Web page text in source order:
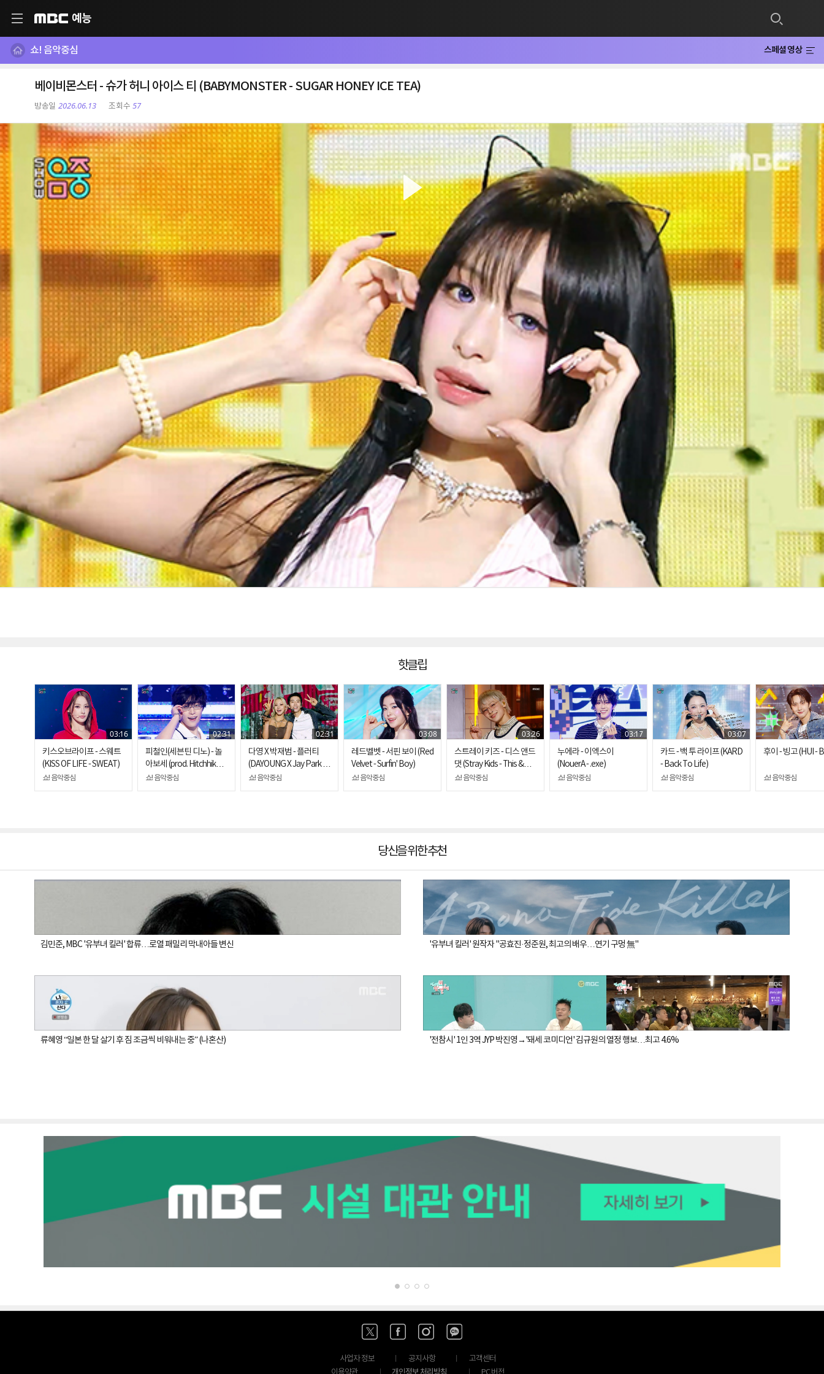
예능
쇼! 음악중심 스페셜 영상
베이비몬스터 - 슈가 허니 아이스 티 (BABYMONSTER - SUGAR HONEY ICE TEA)
2026.06.13 57
핫클립
03:16
키스오브라이프 - 스웨트
(KISS OF LIFE - SWEAT)
쇼! 음악중심
02:31
피철인(세븐틴 디노) - 놀
아보세 (prod. Hitchhiker)
(Picheolin - Party Rock
Rock)
쇼! 음악중심
02:31
다영 X 박재범 - 플러티
(DAYOUNG X Jay Park -
FLIRTY)
쇼! 음악중심
03:08
레드벨벳 - 서핀 보이 (Red
Velvet - Surfin' Boy)
쇼! 음악중심
03:26
스트레이 키즈 - 디스 앤드
댓 (Stray Kids - This &
That)
쇼! 음악중심
03:17
누에라 - 이엑스이
(NouerA - .exe)
쇼! 음악중심
03:07
카드 - 백 투 라이프 (KARD
- Back To Life)
쇼! 음악중심
후이 - 빙고 (HUI -
쇼! 음악중심
당신을 위한 추천
김민준, MBC '유부녀 킬러' 합류…로열 패밀리 막내아들 변신 '유부녀 킬러' 원작자 "공효진·정준원, 최고의 배우…연기 구멍 無"
류혜영 “일본 한 달 살기 후 짐 조금씩 비워내는 중” (나혼산) '전참시' 1인 3역 JYP 박진영→'돼세 코미디언' 김규원의 열정 행보…최고 4.6%
사업자 정보 공지사항
고객센터
개인정보 처리방침